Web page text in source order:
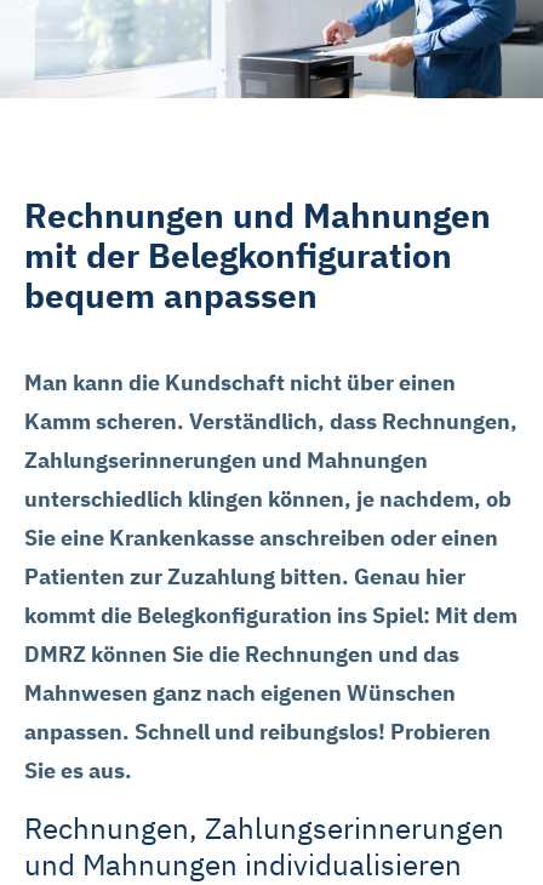
Telematikinfrastruktur (TI)
Rechnungen und Mahnungen
mit der Belegkonfiguration
bequem anpassen
Man kann die Kundschaft nicht über einen
Kamm scheren. Verständlich, dass Rechnungen,
Zahlungserinnerungen und Mahnungen
unterschiedlich klingen können, je nachdem, ob
Sie eine Krankenkasse anschreiben oder einen
Patienten zur Zuzahlung bitten. Genau hier
kommt die Belegkonfiguration ins Spiel: Mit dem
DMRZ können Sie die Rechnungen und das
Mahnwesen ganz nach eigenen Wünschen
anpassen. Schnell und reibungslos! Probieren
Sie es aus.
Rechnungen, Zahlungserinnerungen
und Mahnungen individualisieren